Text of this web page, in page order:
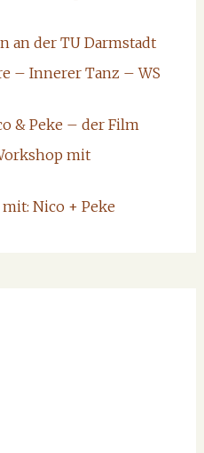
an der TU Darmstadt
– Innerer Tanz – WS
& Peke – der Film
mit
Nico + Peke